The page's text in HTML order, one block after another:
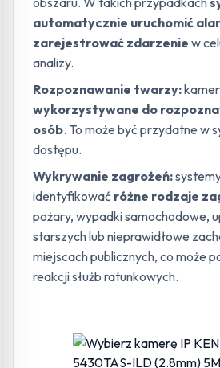
automatycznie uruchomić
zarejestrować zdarzenie w
analizy.
Rozpoznawanie twarzy:
wykorzystywane do
osób. To może być przydatne w
dostępu.
Wykrywanie zagrożeń:
identyfikować różne rodzaje
pożary, wypadki samochodowe,
starszych lub nieprawidłowe
miejscach publicznych, co może
reakcji służb ratunkowych.